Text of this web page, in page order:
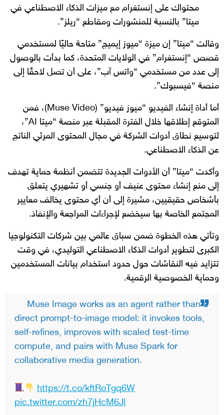
محتواك على إنستغرام مع ميزات الذكاء الاصطناعي في
ميتا” بالنسبة للمنشورات ومقاطع “ريلز”.
وقالت “ميتا” إن ميزة “ميوز إيميج” متاحة حاليًا لمستخدمي
قصص “إنستغرام” في الولايات المتحدة، كما بدأت بالوصول
إلى عدد من مستخدمي “واتس آب”، على أن تصل لاحقًا إلى
منصة “فيسبوك”.
أما أداة إنشاء الفيديو “ميوز فيديو” (Muse Video)، فمن
المتوقع إطلاقها خلال الفترة المقبلة عبر منصة “ميتا AI”،
لتوسيع نطاق أدوات الشركة في مجال المحتوى المرئي الناتج
عن الذكاء الاصطناعي.
وأكدت “ميتا” أن الأدوات الجديدة تتضمن أنظمة حماية تهدف
إلى منع إنشاء محتوى عنيف أو جنسي أو تشهيري يتعلق
بأشخاص حقيقيين، مشيرة إلى أن أي محتوى يخالف معايير
المجتمع الخاصة بها سيخضع لإجراءات المراجعة والإنفاذ.
وتأتي هذه الخطوة ضمن سباق عالمي بين شركات التكنولوجيا
الكبرى لتطوير أدوات الذكاء الاصطناعي التوليدي، في وقت
تتزايد فيه النقاشات حول حدود استخدام بيانات المستخدمين
وحماية الخصوصية الرقمية.
Muse Image works as an agent rather than a
direct prompt-to-image model: it invokes tools,
self-refines, improves with scaled test-time
compute, and pairs with Muse Spark for
collaborative media generation.
https://t.co/kftRoTgq6W
pic.twitter.com/zh7jHcM6Jl